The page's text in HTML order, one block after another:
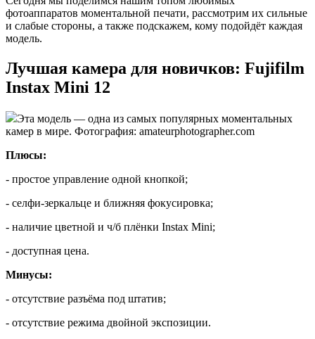
фотоаппаратов моментальной печати, рассмотрим их сильные
и слабые стороны, а также подскажем, кому подойдёт каждая
модель.
Лучшая камера для новичков: Fujifilm
Instax Mini 12
Эта модель — одна из самых популярных моментальных
камер в мире. Фотография: amateurphotographer.com
Плюсы:
- простое управление одной кнопкой;
- селфи-зеркальце и ближняя фокусировка;
- наличие цветной и ч/б плёнки Instax Mini;
- доступная цена.
Минусы:
- отсутствие разъёма под штатив;
- отсутствие режима двойной экспозиции.